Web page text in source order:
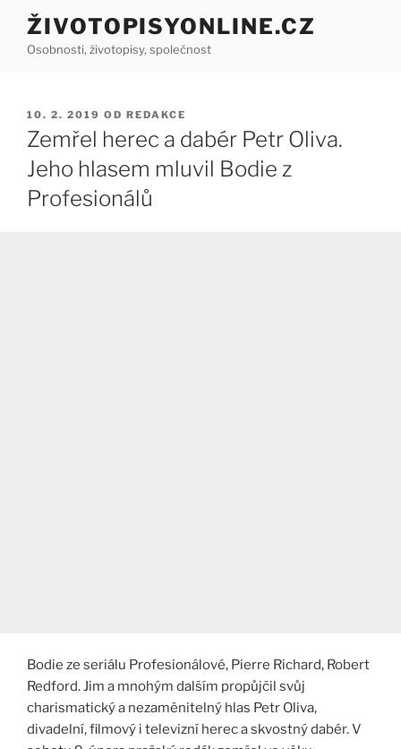
Přejít
obsahu
ŽIVOTOPISYONLINE.CZ
Osobnosti, životopisy, společnost
PUBLIKOVÁNO
10. 2. 2019 OD REDAKCE
Zemřel herec a dabér Petr Oliva.
Jeho hlasem mluvil Bodie z
Profesionálů
Bodie ze seriálu Profesionálové, Pierre Richard, Robert
Redford. Jim a mnohým dalším propůjčil svůj
charismatický a nezaměnitelný hlas Petr Oliva,
divadelní, filmový i televizní herec a skvostný dabér. V